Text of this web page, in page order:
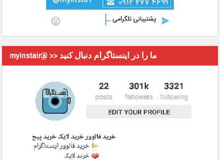
myinstair@ >> ما را در اینستاگرام دنبال کنید